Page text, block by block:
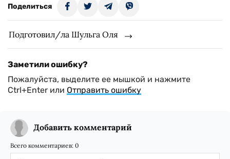
Поделиться
Подготовил/ла Шульга Оля
Заметили ошибку?
Пожалуйста, выделите ее мышкой и нажмите
Ctrl+Enter или Отправить ошибку
Добавить комментарий
Всего комментариев: 0